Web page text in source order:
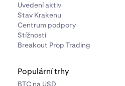
Uvedení aktiv
Stav Krakenu
Centrum podpory
Stížnosti
Breakout Prop Trading
Populární trhy
BTC na USD